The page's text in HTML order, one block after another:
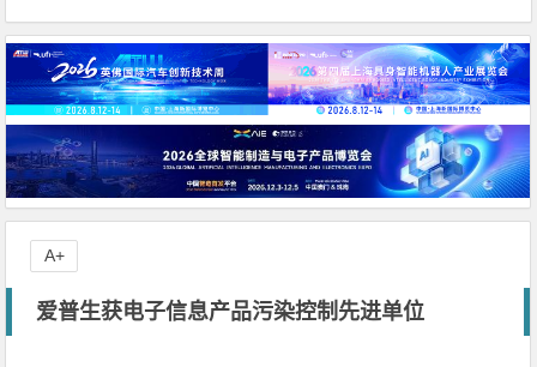
爱普生获电子信息产品污染控制先进单位
A+